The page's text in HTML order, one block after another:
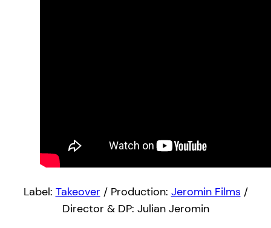
Label: Takeover / Production: Jeromin Films /
Director & DP: Julian Jeromin